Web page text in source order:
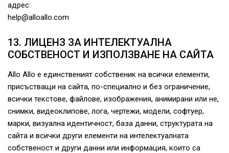
адрес:
help@alloallo.com
13. ЛИЦЕНЗ ЗА ИНТЕЛЕКТУАЛНА
СОБСТВЕНОСТ И ИЗПОЛЗВАНЕ НА САЙТА
Allo Allo е единственият собственик на всички елементи,
присъстващи на сайта, по-специално и без ограничение,
всички текстове, файлове, изображения, анимирани или не,
снимки, видеоклипове, лога, чертежи, модели, софтуер,
марки, визуална идентичност, база данни, структурата на
сайта и всички други елементи на интелектуалната
собственост и други данни или информация, които са